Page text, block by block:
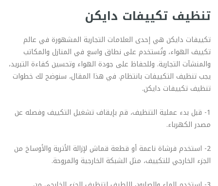
تنظيف تكييفات دايكن
تكييفات دايكن هي إحدى العلامات التجارية المشهورة في عالم
تكييف الهواء، وتُستخدم على نطاق واسع في المنازل والمكاتب
والمنشآت التجارية. وللحفاظ على جودة الهواء وتحسين كفاءة التبريد،
يجب تنظيف التكييفات بانتظام. في هذا المقال، سنوضح لك خطوات
تنظيف تكييفات دايكن.
1- قبل بدء عملية التنظيف، قم بإيقاف تشغيل التكييف وفصله عن
مصدر الكهرباء.
2- استخدم فرشاة ناعمة أو قطعة قماش لإزالة الأتربة والأوساخ من
الجزء الخارجي للتكييف، مثل الشبكة الخارجية والمروحة.